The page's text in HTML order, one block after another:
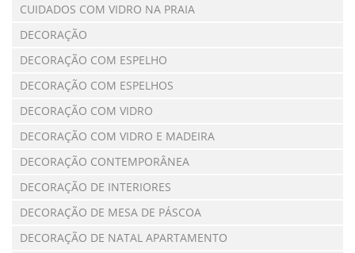
CUIDADOS COM VIDRO NA PRAIA
DECORAÇÃO
DECORAÇÃO COM ESPELHO
DECORAÇÃO COM ESPELHOS
DECORAÇÃO COM VIDRO
DECORAÇÃO COM VIDRO E MADEIRA
DECORAÇÃO CONTEMPORÂNEA
DECORAÇÃO DE INTERIORES
DECORAÇÃO DE MESA DE PÁSCOA
DECORAÇÃO DE NATAL APARTAMENTO